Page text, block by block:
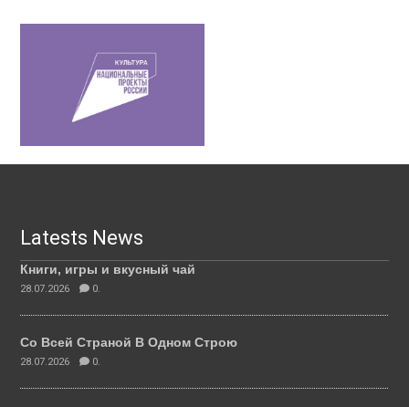
Latests News
Книги, игры и вкусный чай
28.07.2026 0.
Со Всей Страной В Одном Строю
28.07.2026 0.